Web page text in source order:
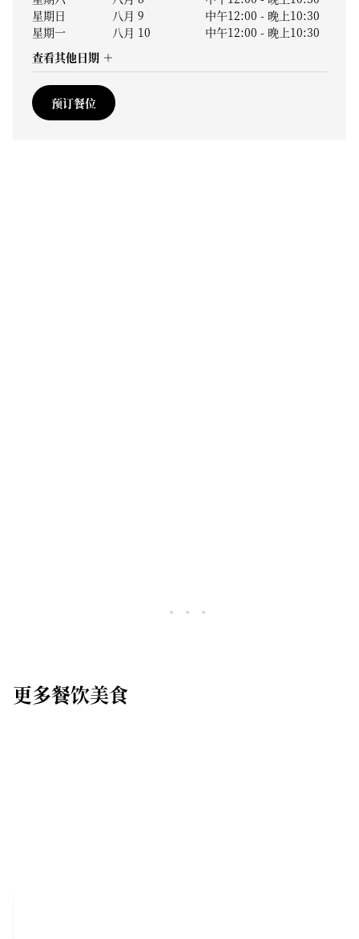
星期日
八月 9 中午12:00 - 晚上10:30
星期一
八月 10 中午12:00 - 晚上10:30
查看其他日期
预订餐位
更多餐饮美食